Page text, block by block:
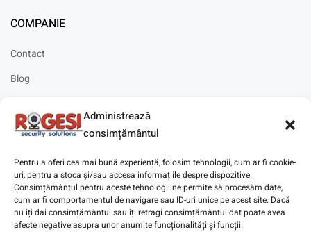
Administrează
consimțământul
Pentru a oferi cea mai bună experiență, folosim tehnologii, cum ar fi cookie-
uri, pentru a stoca și/sau accesa informațiile despre dispozitive.
Consimțământul pentru aceste tehnologii ne permite să procesăm date,
cum ar fi comportamentul de navigare sau ID-uri unice pe acest site. Dacă
nu îți dai consimțământul sau îți retragi consimțământul dat poate avea
afecte negative asupra unor anumite funcționalități și funcții.
COMPANIE
Contact
Blog
Solicitare instalare
Copyright © 2025Digitaz.